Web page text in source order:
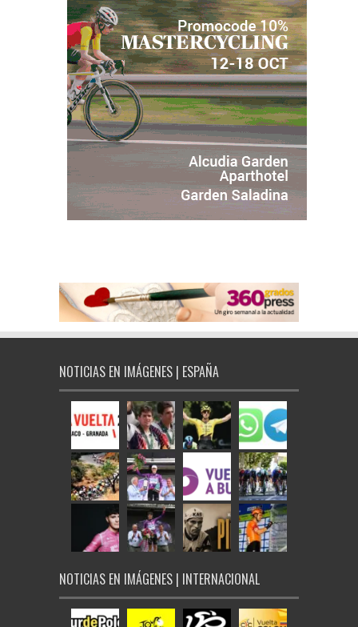
NOTICIAS EN IMÁGENES | ESPAÑA
NOTICIAS EN IMÁGENES | INTERNACIONAL